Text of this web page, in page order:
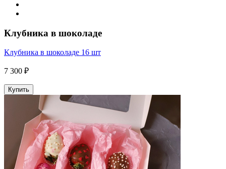
Клубника в шоколаде
Клубника в шоколаде 16 шт
7 300 ₽
Купить